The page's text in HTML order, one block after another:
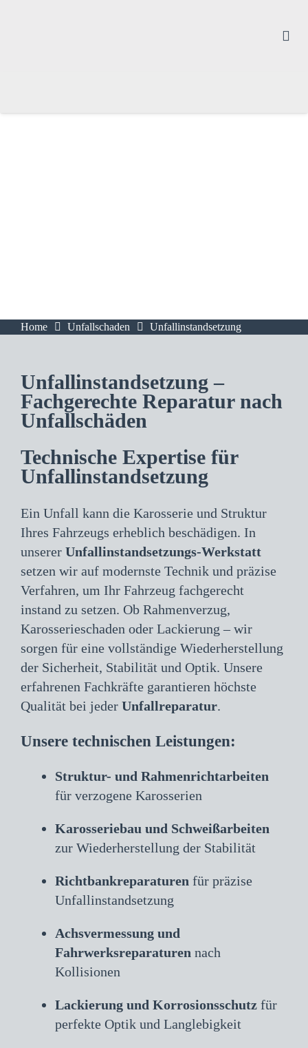
Home Unfallschaden Unfallinstandsetzung
Unfallinstandsetzung –
Fachgerechte Reparatur nach
Unfallschäden
Technische Expertise für
Unfallinstandsetzung
Ein Unfall kann die Karosserie und Struktur
Ihres Fahrzeugs erheblich beschädigen. In
unserer Unfallinstandsetzungs-Werkstatt
setzen wir auf modernste Technik und präzise
Verfahren, um Ihr Fahrzeug fachgerecht
instand zu setzen. Ob Rahmenverzug,
Karosserieschaden oder Lackierung – wir
sorgen für eine vollständige Wiederherstellung
der Sicherheit, Stabilität und Optik. Unsere
erfahrenen Fachkräfte garantieren höchste
Qualität bei jeder Unfallreparatur.
Unsere technischen Leistungen:
Struktur- und Rahmenrichtarbeiten
für verzogene Karosserien
Karosseriebau und Schweißarbeiten
zur Wiederherstellung der Stabilität
Richtbankreparaturen für präzise
Unfallinstandsetzung
Achsvermessung und
Fahrwerksreparaturen nach
Kollisionen
Lackierung und Korrosionsschutz für
perfekte Optik und Langlebigkeit